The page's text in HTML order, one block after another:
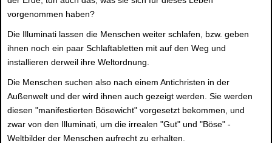
vorgenommen haben?
Die Illuminati lassen die Menschen weiter schlafen, bzw. geben
ihnen noch ein paar Schlaftabletten mit auf den Weg und
installieren derweil ihre Weltordnung.
Die Menschen suchen also nach einem Antichristen in der
Außenwelt und der wird ihnen auch gezeigt werden. Sie werden
diesen "manifestierten Bösewicht" vorgesetzt bekommen, und
zwar von den Illuminati, um die irrealen "Gut" und "Böse" -
Weltbilder der Menschen aufrecht zu erhalten.